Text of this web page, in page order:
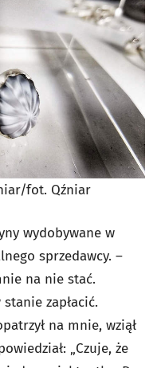
fot. Qźniar
wydobywane w
sprzedawcy. –
na nie stać.
zapłacić.
na mnie, wziął
„Czuje, że